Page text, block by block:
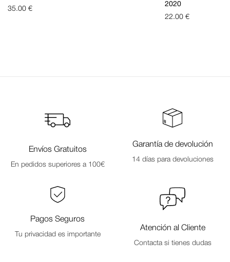
35.00 €
2020
22.00 €
Envíos Gratuitos
En pedidos superiores a 100€
Garantía de devolución
14 días para devoluciones
Pagos Seguros
Tu privacidad es importante
Atención al Cliente
Contacta si tienes dudas